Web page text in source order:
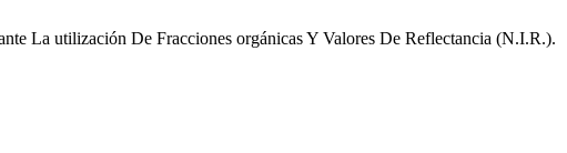
La utilización De Fracciones orgánicas Y Valores De Reflectancia (N.I.R.).